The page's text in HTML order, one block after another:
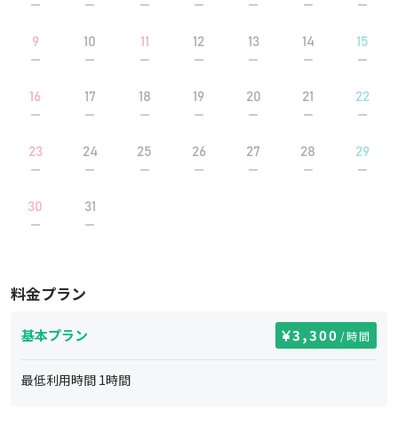
9 10 11 12 13 14 15
16 17 18 19 20 21 22
23 24 25 26 27 28 29
30 31
料金プラン
基本プラン 3,300 /時間
最低利用時間 1時間